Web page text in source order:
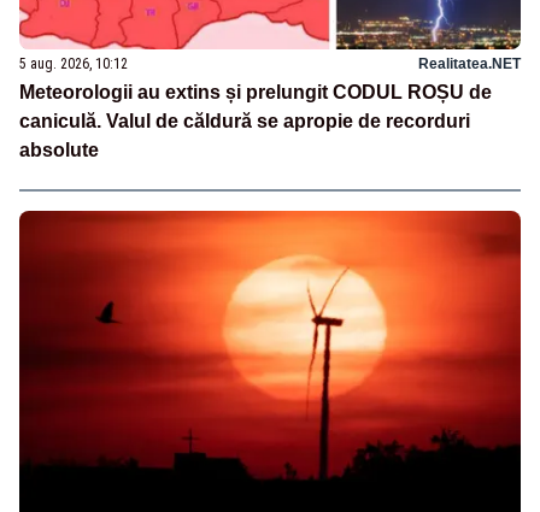
5 aug. 2026, 10:12 Realitatea.NET
Meteorologii au extins și prelungit CODUL ROȘU de
caniculă. Valul de căldură se apropie de recorduri
absolute